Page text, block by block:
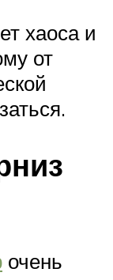
хаоса и
от
очень